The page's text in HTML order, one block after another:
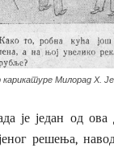
Милорад Х.
је један од
решења,